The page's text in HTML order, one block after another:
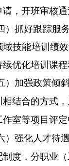
请，开班审核
）抓好跟踪服
域技能培训绩
优化培训课程
）加强政策倾
相结合的方式
室等项目评
）强化人才待
制度，分职业